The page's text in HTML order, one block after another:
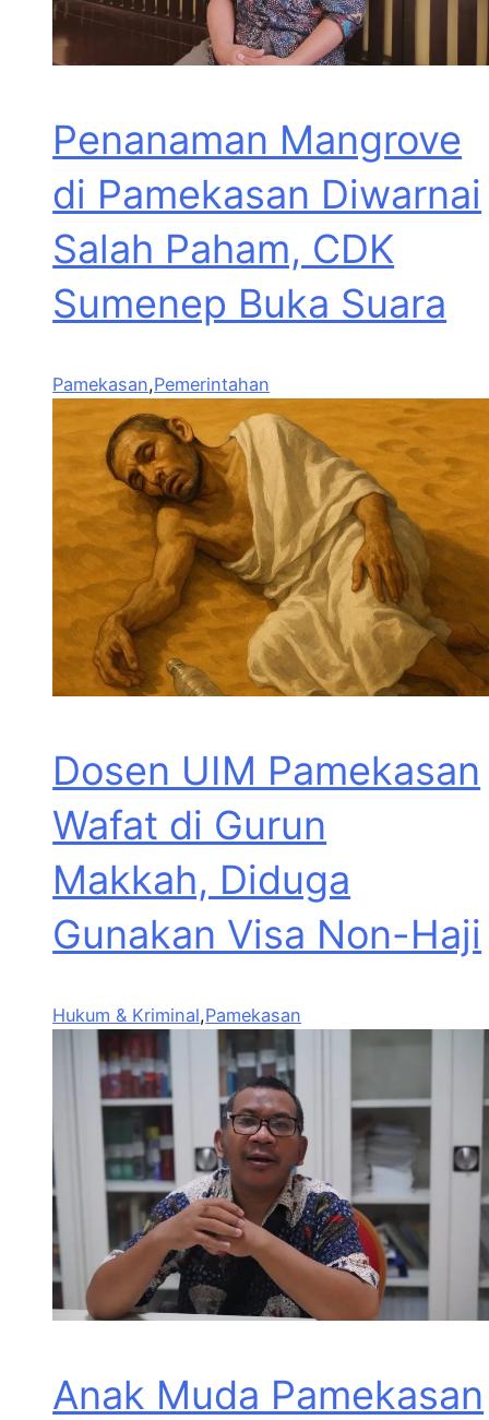
Penanaman Mangrove
di Pamekasan Diwarnai
Salah Paham, CDK
Sumenep Buka Suara
Pamekasan,Pemerintahan
Dosen UIM Pamekasan
Wafat di Gurun
Makkah, Diduga
Gunakan Visa Non-Haji
Hukum & Kriminal,Pamekasan
Anak Muda Pamekasan